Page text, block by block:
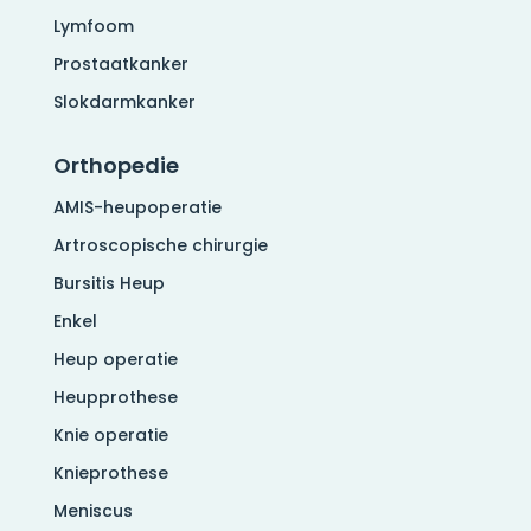
Lymfoom
Prostaatkanker
Slokdarmkanker
Orthopedie
AMIS-heupoperatie
Artroscopische chirurgie
Bursitis Heup
Enkel
Heup operatie
Heupprothese
Knie operatie
Knieprothese
Meniscus